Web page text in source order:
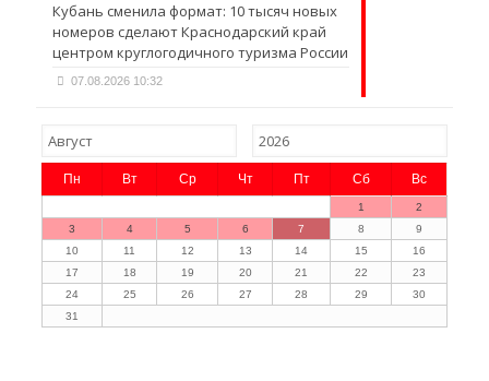
Кубань сменила формат: 10 тысяч новых
номеров сделают Краснодарский край
центром круглогодичного туризма России
07.08.2026 10:32
Пн Вт Ср Чт Пт Сб Вс
1
2
3
4 5 6 7 8
9
10
11 12 13 14 15
16
17
18 19 20 21 22
23
24
25 26 27 28 29
30
31